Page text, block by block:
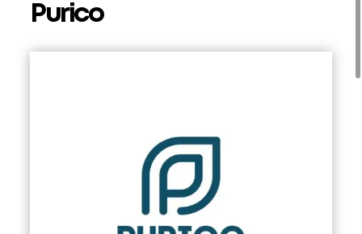
Purico